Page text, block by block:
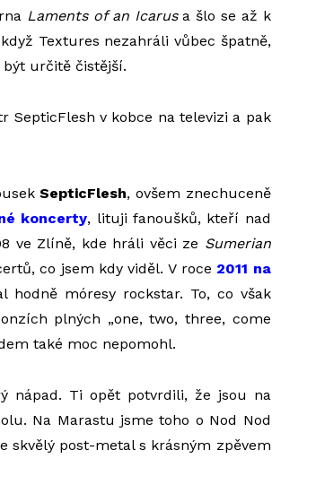
Laments of an Icarusa šlo se až k
Textures nezahráli vůbec špatně,
určitě čistější.
SepticFlesh v kobce na televizi a pak
SepticFlesh, ovšem znechuceně
koncerty, lituji fanoušků, kteří nad
ve Zlíně, kde hráli věci ze Sumerian
co jsem kdy viděl. V roce 2011 na
móresy rockstar. To, co však
plných „one, two, three, come
také moc nepomohl.
nápad. Ti opět potvrdili, že jsou na
Na Marastu jsme toho o Nod Nod
skvělý post-metal s krásným zpěvem